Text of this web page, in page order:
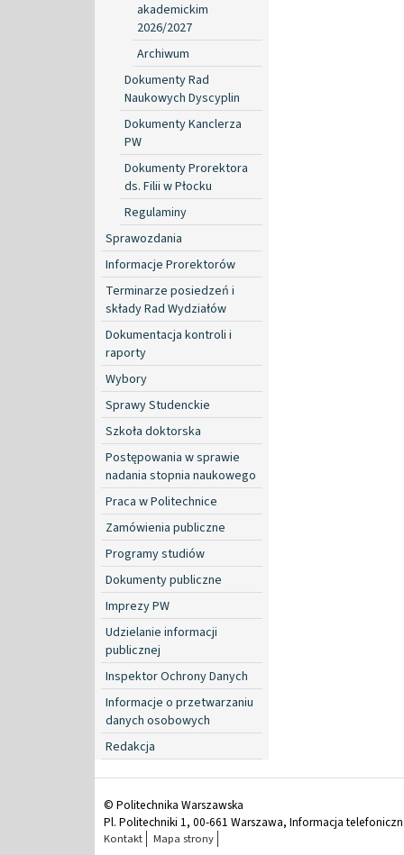
akademickim
2026/2027
Archiwum
Dokumenty Rad
Naukowych Dyscyplin
Dokumenty Kanclerza
PW
Dokumenty Prorektora
ds. Filii w Płocku
Regulaminy
Sprawozdania
Informacje Prorektorów
Terminarze posiedzeń i
składy Rad Wydziałów
Dokumentacja kontroli i
raporty
Wybory
Sprawy Studenckie
Szkoła doktorska
Postępowania w sprawie
nadania stopnia naukowego
Praca w Politechnice
Zamówienia publiczne
Programy studiów
Dokumenty publiczne
Imprezy PW
Udzielanie informacji
publicznej
Inspektor Ochrony Danych
Informacje o przetwarzaniu
danych osobowych
Redakcja
© Politechnika Warszawska
Pl. Politechniki 1, 00-661 Warszawa, Informacja
Kontakt Mapa strony